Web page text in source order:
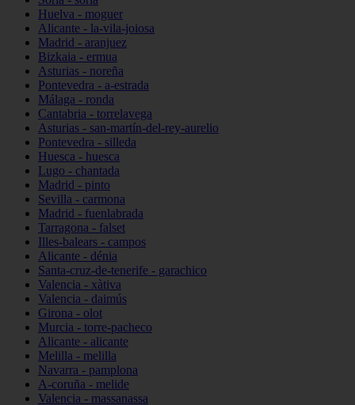
Huelva - moguer
Alicante - la-vila-joiosa
Madrid - aranjuez
Bizkaia - ermua
Asturias - noreña
Pontevedra - a-estrada
Málaga - ronda
Cantabria - torrelavega
Asturias - san-martín-del-rey-aurelio
Pontevedra - silleda
Huesca - huesca
Lugo - chantada
Madrid - pinto
Sevilla - carmona
Madrid - fuenlabrada
Tarragona - falset
Illes-balears - campos
Alicante - dénia
Santa-cruz-de-tenerife - garachico
Valencia - xàtiva
Valencia - daimús
Girona - olot
Murcia - torre-pacheco
Alicante - alicante
Melilla - melilla
Navarra - pamplona
A-coruña - melide
Valencia - massanassa